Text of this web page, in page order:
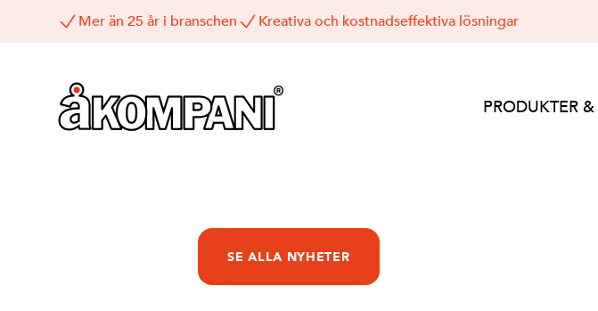
Mer än 25 år i branschen Kreativa och kostnadseffektiva lösningar
PRODUKTER
SE ALLA NYHETER